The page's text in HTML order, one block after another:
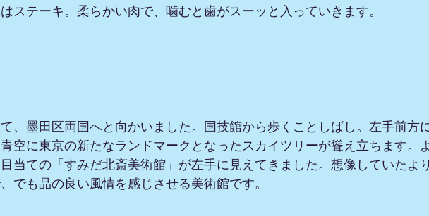
ステーキ。柔らかい肉で、噛むと歯がスーッと入っていきます。
、墨田区両国へと向かいました。国技館から歩くことしばし。左手前方
空に東京の新たなランドマークとなったスカイツリーが聳え立ちます。
当ての「すみだ北斎美術館」が左手に見えてきました。想像していたよ
でも品の良い風情を感じさせる美術館です。